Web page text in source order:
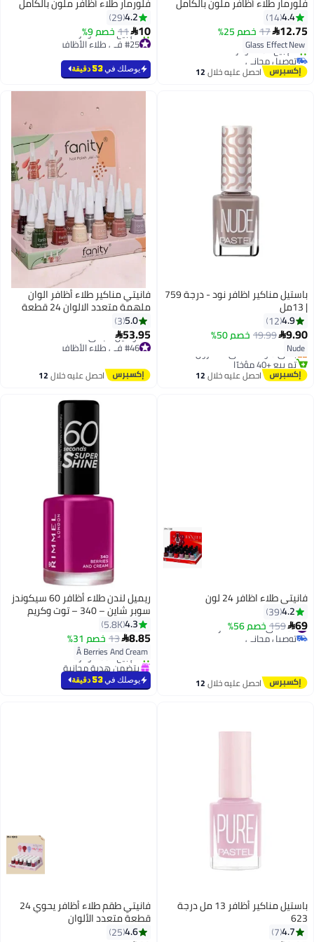
4.4
14
12.75
17 خصم 25%
Glass Effect New
توصيل مجاني
باقي 4 وحدات في المخزون
تم بيع +40 مؤخرًا
احصل عليه خلال12
4.2
29
10
11 خصم 9%
#25 في طلاء الأظافر
بتخلّص بسرعة
تم بيع +40 مؤخرًا
#25 في طلاء الأظافر
يوصلك في53 دقيقة
باستيل مناكير اظافر نود - درجة 759
| 13مل
4.9
12
9.90
19.99خصم 50%
Nude
#27 في طلاء الأظافر
توصيل مجاني
باقي 3 وحدات في المخزون
تم بيع +40 مؤخرًا
#27 في طلاء الأظافر احصل عليه خلال12
فانيتي مناكير طلاء أظافر الوان
ملهمة متعدد الالوان 24 قطعة
5.0
3
53.95
#46 في طلاء الأظافر
أقل سعر في 7 يوم
توصيل مجاني
#46 في طلاء الأظافر احصل عليه خلال12
فانيتي طلاء اظافر 24 لون
4.2
39
69
159 خصم 56% #37 في طلاء الأظافر
توصيل مجاني
#37 في طلاء الأظافر
احصل عليه خلال12
20
ريميل لندن طلاء أظافر 60 سيكوندز
سوبر شاين – 340 – توت وكريم
4.3
5.8K
8.85
13 خصم 31%
Â Berries And Cream
#22 في طلاء الأظافر
أقل سعر في 7 يوم
تم بيع +80 مؤخرًا
يتضمن هدية مجانية
#22 في طلاء الأظافر
يوصلك في53 دقيقة
باستيل مناكير أظافر 13 مل درجة
623
4.7
7
فانيتي طقم طلاء أظافر يحوي 24
قطعة متعدد الألوان
4.6
25